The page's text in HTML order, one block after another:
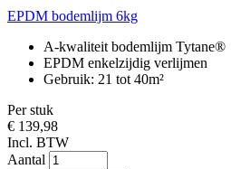
EPDM bodemlijm 6kg
A-kwaliteit bodemlijm Tytane®
EPDM enkelzijdig verlijmen
Gebruik: 21 tot 40m²
Per stuk
€ 139,98
Incl. BTW
Aantal